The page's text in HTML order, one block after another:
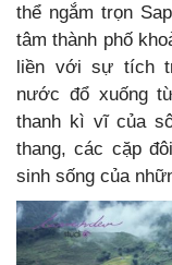
thể ngắm trọn
tâm thành phố
liền với sự tích
nước đổ xuống
thanh kì vĩ của
thang, các cặp
sinh sống của